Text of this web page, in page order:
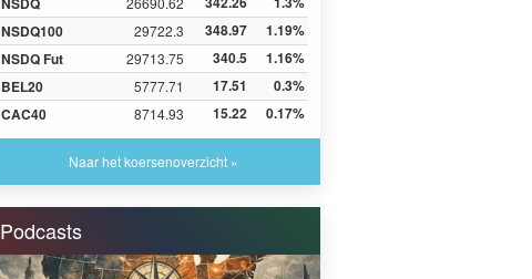
NSDQ100
29722.3 348.97
1.19%
NSDQ Fut
29713.75 340.5
1.16%
BEL20
5777.71 17.51
0.3%
CAC40
8714.93 15.22 0.17%
Naar het koersenoverzicht »
Podcasts